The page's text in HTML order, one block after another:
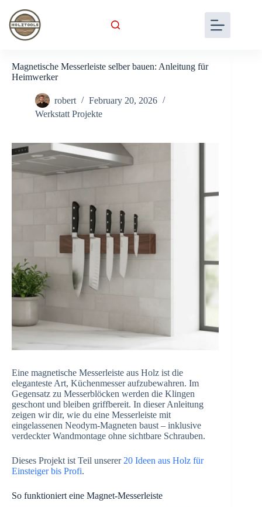
content
Magnetische Messerleiste selber bauen: Anleitung für
Heimwerker
robert
February 20, 2026
Werkstatt Projekte
Eine magnetische Messerleiste aus Holz ist die
eleganteste Art, Küchenmesser aufzubewahren. Im
Gegensatz zu Messerblöcken werden die Klingen
geschont und bleiben griffbereit. In dieser Anleitung
zeigen wir dir, wie du eine Messerleiste mit
eingelassenen Neodym-Magneten baust – inklusive
verdeckter Wandmontage ohne sichtbare Schrauben.
Dieses Projekt ist Teil unserer 20 Ideen aus Holz für
Einsteiger bis Profi.
So funktioniert eine Magnet-Messerleiste